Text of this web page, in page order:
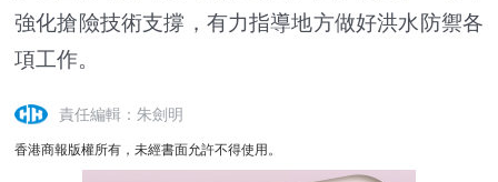
強化搶險技術支撐，有力指導地方做好洪水防禦各
項工作。
責任編輯：朱劍明
香港商報版權所有，未經書面允許不得使用。